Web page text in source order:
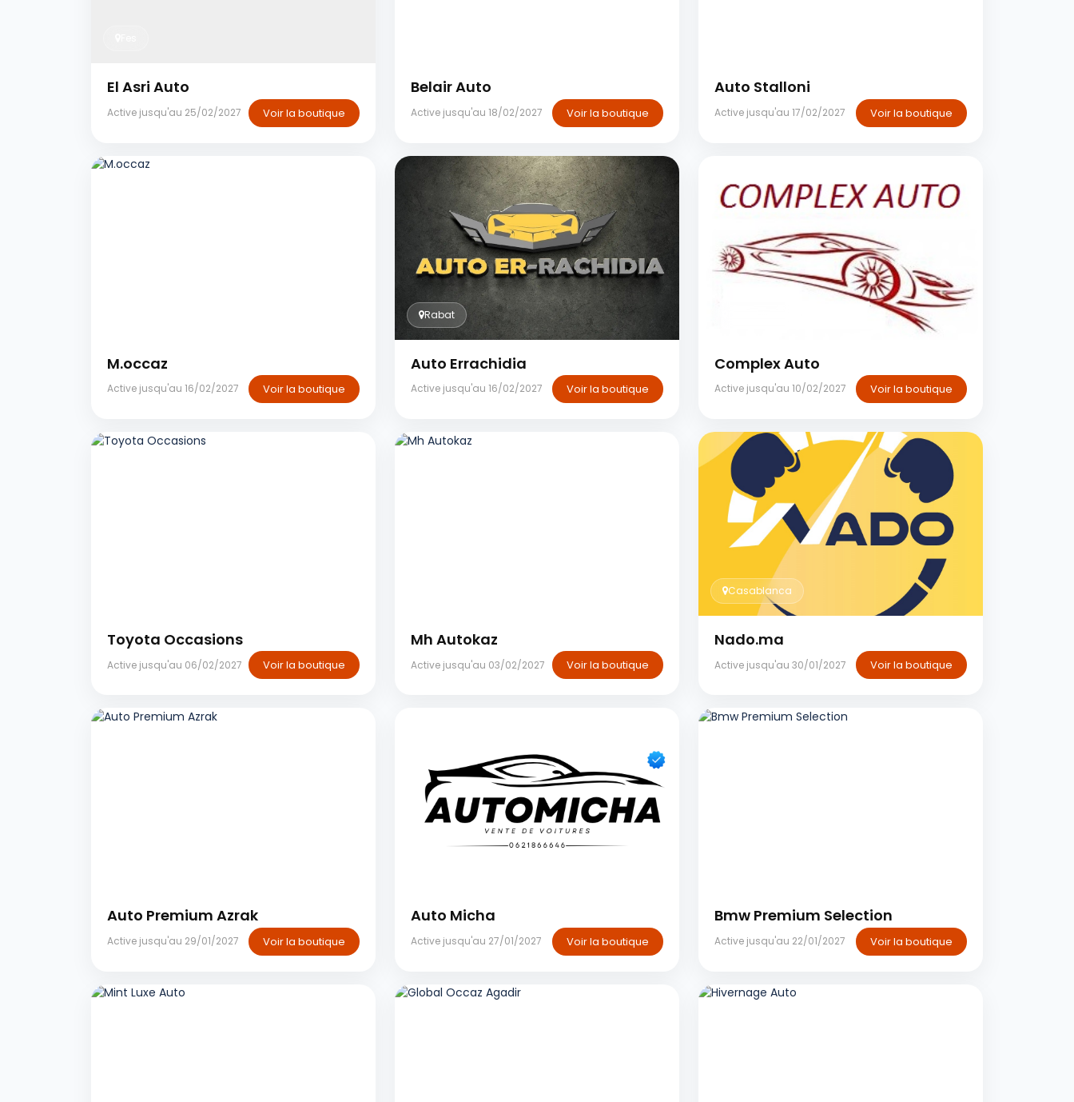
El Asri Auto
Active jusqu'au 25/02/2027 Voir la boutique
Belair Auto
Active jusqu'au 18/02/2027 Voir la boutique
Auto Stalloni
Active jusqu'au 17/02/2027 Voir la boutique
M.occaz
Active jusqu'au 16/02/2027 Voir la boutique
Rabat
Auto Errachidia
Active jusqu'au 16/02/2027 Voir la boutique
Complex Auto
Active jusqu'au 10/02/2027 Voir la boutique
Toyota Occasions
Active jusqu'au 06/02/2027 Voir la boutique
Mh Autokaz
Active jusqu'au 03/02/2027 Voir la boutique
Casablanca
Nado.ma
Active jusqu'au 30/01/2027 Voir la boutique
Auto Premium Azrak
Active jusqu'au 29/01/2027 Voir la boutique
Auto Micha
Active jusqu'au 27/01/2027 Voir la boutique
Bmw Premium Selection
Active jusqu'au 22/01/2027 Voir la boutique